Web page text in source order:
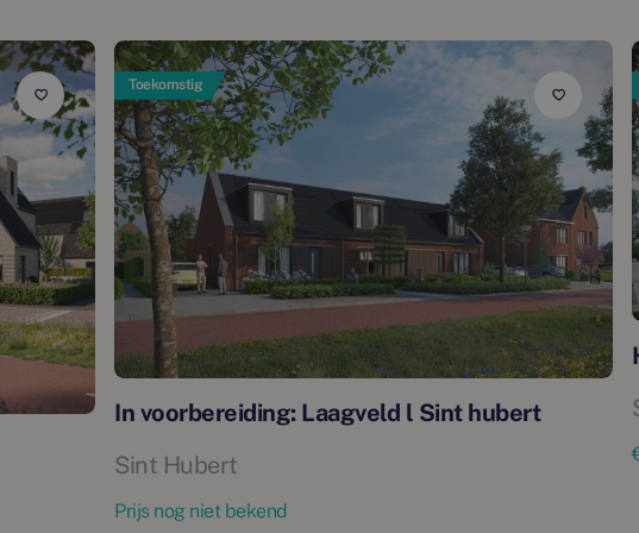
Toekomstig
In voorbereiding: Laagveld l Sint hubert
Sint Hubert
Prijs nog niet bekend